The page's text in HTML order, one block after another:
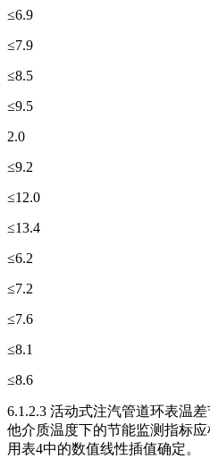
≤6.9
≤7.9
≤8.5
≤9.5
2.0
≤9.2
≤12.0
≤13.4
≤6.2
≤7.2
≤7.6
≤8.1
≤8.6
6.1.2.3 活动式注汽管道环表温
他介质温度下的节能监测指标
用表4中的数值线性插值确定。